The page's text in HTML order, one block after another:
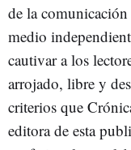
de la comunicación
medio
cautivar a los
arrojado, libre y
criterios que
editora de esta